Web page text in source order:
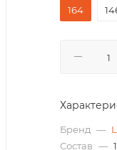
164
Бренд —
Состав —